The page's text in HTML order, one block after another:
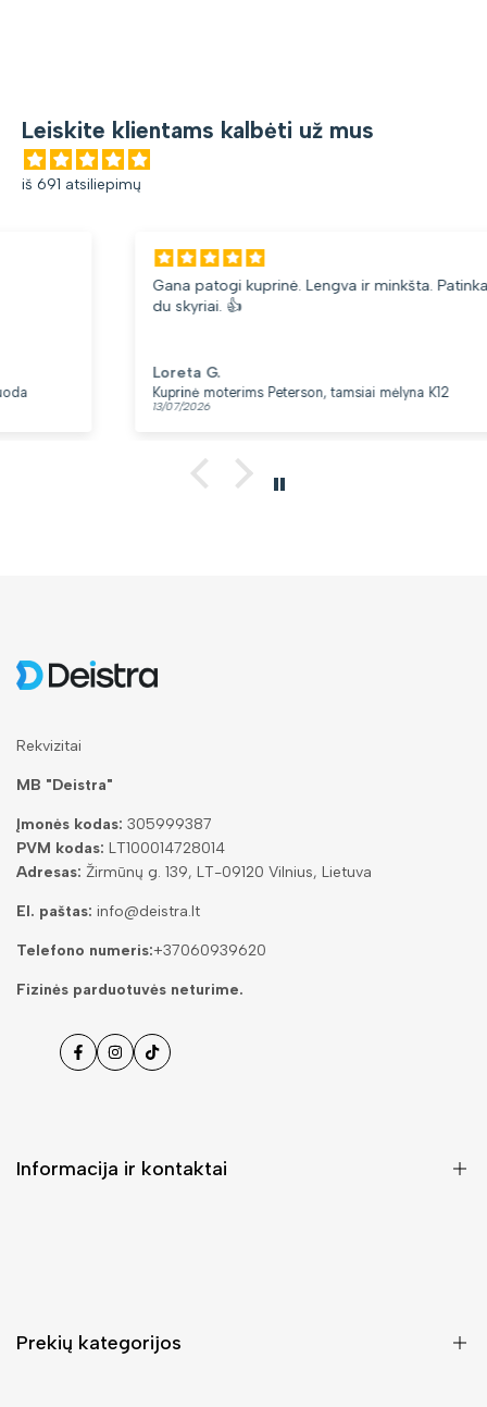
Leiskite klientams kalbėti už mus
iš 691 atsiliepimų
Gana patogi kuprinė. Lengva ir minkšta. Patinka, kad yra
Kuprinė moterims Peterson, tamsiai mėlyna K12
Rekvizitai
MB "Deistra"
Įmonės kodas: 305999387
PVM kodas: LT100014728014
Adresas: Žirmūnų g. 139, LT-09120 Vilnius, Lietuva
El. paštas: info@deistra.lt
Telefono numeris:+37060939620
Fizinės parduotuvės neturime.
FacebookInstagramas
Tiktok
Informacija ir kontaktai
Prekių kategorijos